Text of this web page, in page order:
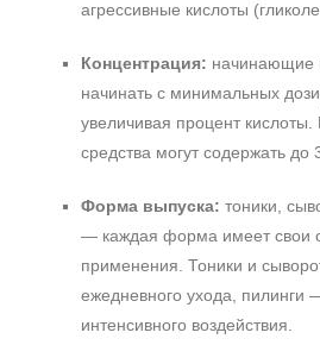
агрессивные кислоты
Концентрация: начинающие
начинать с минимальных
увеличивая процент
средства могут содержать до
Форма выпуска: тоники,
— каждая форма имеет свои
применения. Тоники и
ежедневного ухода, пилинги
интенсивного воздействия.